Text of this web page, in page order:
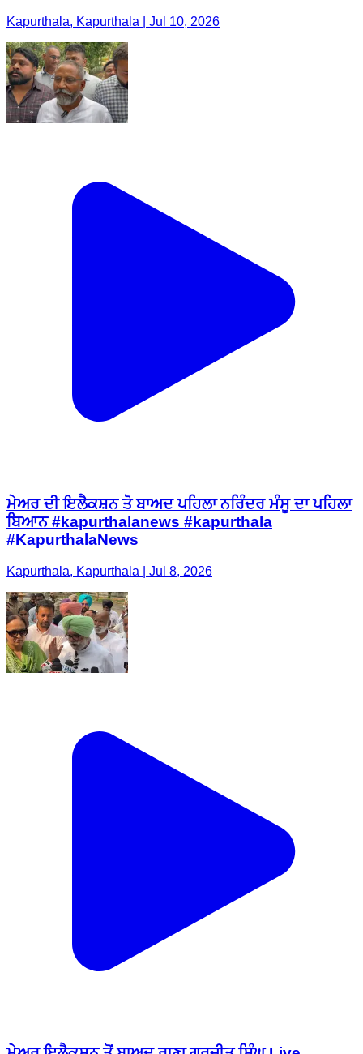
Kapurthala, Kapurthala | Jul 10, 2026
ਮੇਅਰ ਦੀ ਇਲੈਕਸ਼ਨ ਤੋ ਬਾਅਦ ਪਹਿਲਾ ਨਰਿੰਦਰ ਮੰਸੂ ਦਾ ਪਹਿਲਾ
ਬਿਆਨ #kapurthalanews #kapurthala
#KapurthalaNews
Kapurthala, Kapurthala | Jul 8, 2026